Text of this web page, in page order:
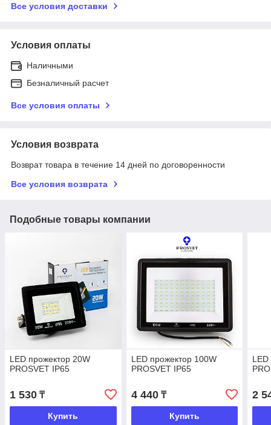
Все условия доставки
Условия оплаты
Наличными
Безналичный расчет
Все условия оплаты
Условия возврата
Возврат товара в течение 14 дней по договоренности
Все условия возврата
Подобные товары компании
LED прожектор 20W
PROSVET IP65
1 530 ₸
Купить
LED прожектор 100W
PROSVET IP65
4 440₸
Купить
LED
2